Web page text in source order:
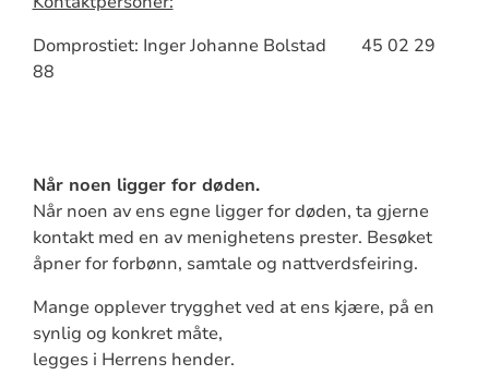
Domprostiet: Inger Johanne Bolstad 45 02 29
88
Når noen ligger for døden.
Når noen av ens egne ligger for døden, ta gjerne
kontakt med en av menighetens prester. Besøket
åpner for forbønn, samtale og nattverdsfeiring.
Mange opplever trygghet ved at ens kjære, på en
synlig og konkret måte,
legges i Herrens hender.